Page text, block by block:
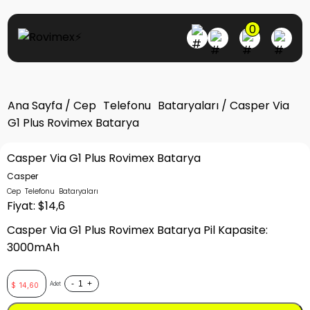
0
Ana Sayfa / Cep Telefonu Bataryaları / Casper Via
G1 Plus Rovimex Batarya
Casper Via G1 Plus Rovimex Batarya
Casper
Cep Telefonu Bataryaları
Fiyat: $14,6
Casper Via G1 Plus Rovimex Batarya Pil Kapasite:
3000mAh
$ 14,60 Adet - +